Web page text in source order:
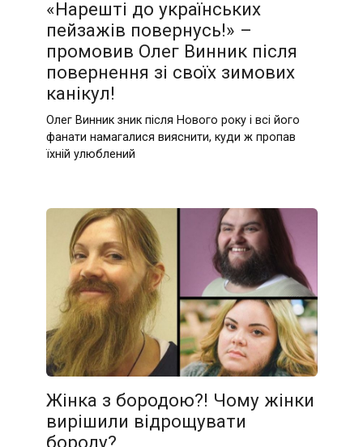
«Нарешті до українських
пейзажів повернусь!» –
промовив Олег Винник після
повернення зі своїх зимових
канікул!
Олег Винник зник після Нового року і всі його
фанати намагалися вияснити, куди ж пропав
їхній улюблений
Жінка з бородою?! Чому жінки
вирішили відрощувати
бороду?